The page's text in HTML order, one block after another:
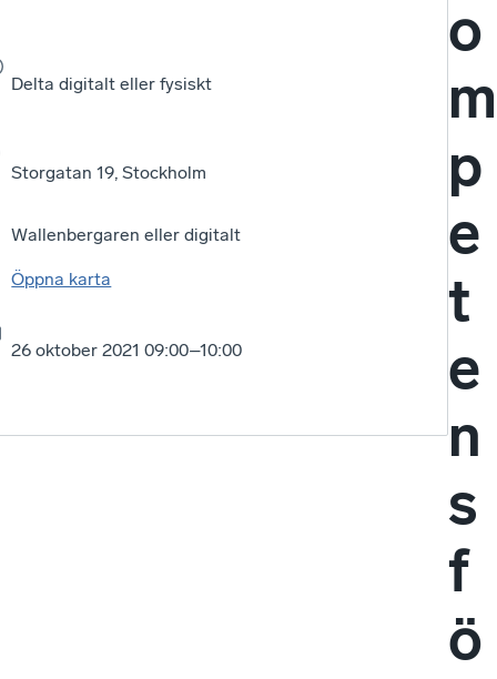
o
m
p
e
t
e
n
s
f
ö
Delta digitalt eller fysiskt
Storgatan 19, Stockholm
Wallenbergaren eller digitalt
Öppna karta
26 oktober 2021 09:00–10:00